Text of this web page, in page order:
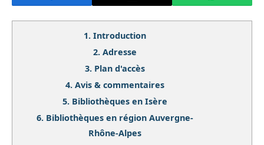
1. Introduction
2. Adresse
3. Plan d'accès
4. Avis & commentaires
5. Bibliothèques en Isère
6. Bibliothèques en région Auvergne-
Rhône-Alpes